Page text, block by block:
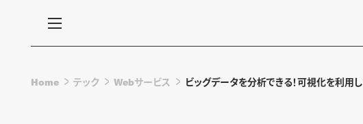
Home テック Webサービス ビッグデータを分析できる！可視化を利用